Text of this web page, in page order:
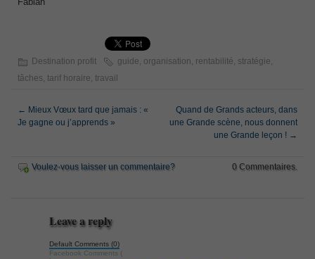
Destination profit guide organisation rentabilité stratégie
tâches tarif horaire travail
← Mieux Vœux tard que jamais : «
Je gagne ou j’apprends »
Quand de Grands acteurs, dans
une Grande scène, nous donnent
une Grande leçon ! →
Voulez-vous laisser un commentaire? 0 Commentaires.
Leave a reply
Default Comments (0)
Facebook Comments (